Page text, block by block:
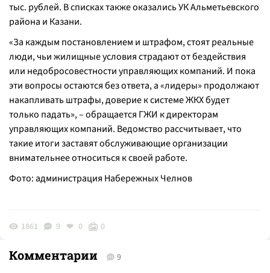
тыс. рублей. В списках также оказались УК Альметьевского
района и Казани.
«За каждым постановлением и штрафом, стоят реальные
люди, чьи жилищные условия страдают от бездействия
или недобросовестности управляющих компаний. И пока
эти вопросы остаются без ответа, а «лидеры» продолжают
накапливать штрафы, доверие к системе ЖКХ будет
только падать», – обращается ГЖИ к директорам
управляющих компаний. Ведомство рассчитывает, что
такие итоги заставят обслуживающие организации
внимательнее относиться к своей работе.
Фото: администрация Набережных Челнов
1861 9 0 0
Комментарии 9